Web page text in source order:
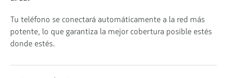
Tu teléfono se conectará automáticamente a la red más
potente, lo que garantiza la mejor cobertura posible estés
donde estés.